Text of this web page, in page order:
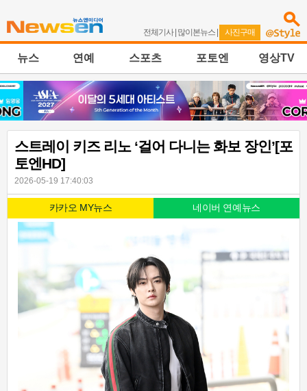
전체기사| 많이본뉴스 | 사진구매
뉴스 연예 스포츠 포토엔 영상TV
스트레이 키즈 리노 ‘걸어 다니는 화보 장인’[포
토엔HD]
2026-05-19 17:40:03
카카오 MY뉴스 네이버 연예뉴스